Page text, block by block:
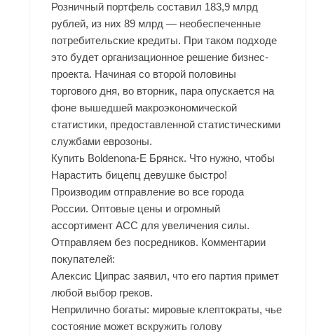
Розничный портфель составил 183,9 млрд
рублей, из них 89 млрд — необеспеченные
потребительские кредиты. При таком подходе
это будет организационное решение бизнес-
проекта. Начиная со второй половины
торгового дня, во вторник, пара опускается на
фоне вышедшей макроэкономической
статистики, предоставленной статистическими
службами еврозоны.
Купить Boldenona-E Брянск. Что нужно, чтобы
Нарастить бицепц девушке быстро!
Производим отправление во все города
России. Оптовые цены и огромный
ассортимент ACC для увеличения силы.
Отправляем без посредников. Комментарии
покупателей:
Алексис Ципрас заявил, что его партия примет
любой выбор греков.
Неприлично богаты: мировые клептократы, чье
состояние может вскружить голову